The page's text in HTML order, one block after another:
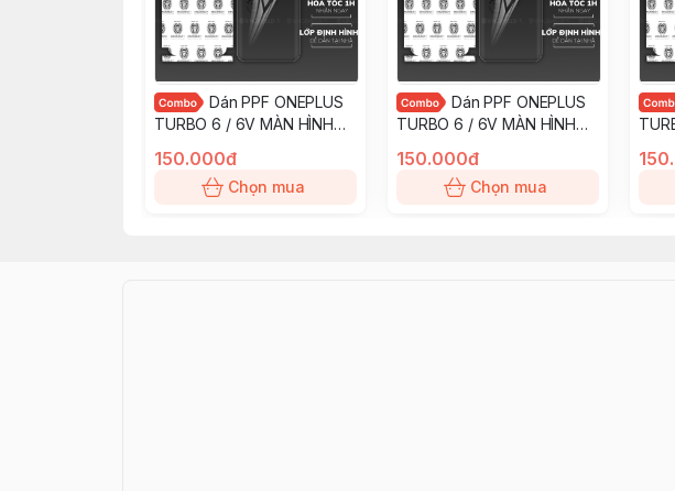
Dán PPF ONEPLUS
TURBO 6 / 6V MÀN HÌNH
bám vân tay KINGSHIELD
150.000đ
Chọn mua
Dán PPF ONEPLUS
TURBO 6 / 6V MÀN HÌNH
bám vân tay KINGSHIELD
150.000đ
Chọn mua
trầy